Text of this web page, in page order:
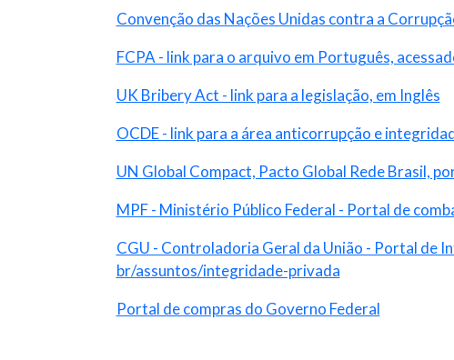
Convenção das Nações Unidas contra a
FCPA - link para o arquivo em Português,
UK Bribery Act - link para a legislação, em Inglês
OCDE - link para a área anticorrupção e
UN Global Compact, Pacto Global Rede Brasil,
MPF - Ministério Público Federal - Portal de
CGU - Controladoria Geral da União - Portal de
br/assuntos/integridade-privada
Portal de compras do Governo Federal